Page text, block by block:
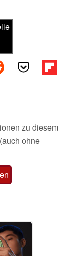
zu diesem
ohne